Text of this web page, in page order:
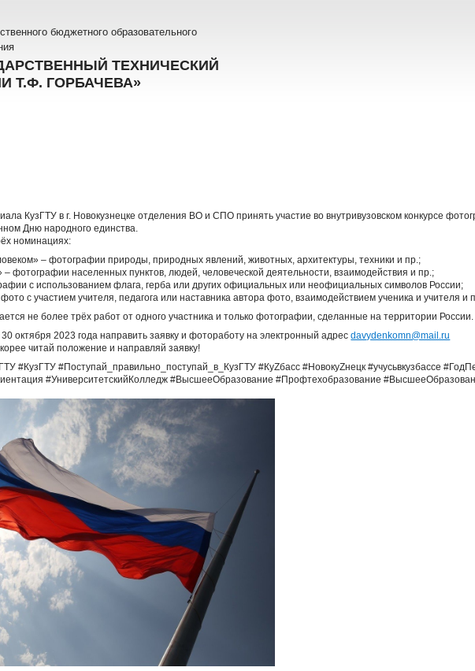
бюджетного образовательного
ТЕХНИЧЕСКИЙ
Т.Ф. ГОРБАЧЕВА»
КузГТУ в г. Новокузнецке отделения ВО и СПО принять участие во внутривузовском конкурсе
Дню народного единства.
номинациях:
– фотографии природы, природных явлений, животных, архитектуры, техники и пр.;
– фотографии населенных пунктов, людей, человеческой деятельности, взаимодействия и пр.;
с использованием флага, герба или других официальных или неофициальных символов России;
с участием учителя, педагога или наставника автора фото, взаимодействием ученика и учителя и
не более трёх работ от одного участника и только фотографии, сделанные на территории России.
октября 2023 года направить заявку и фотоработу на электронный адрес davydenkomn@mail.ru
читай положение и направляй заявку!
#КузГТУ #Поступай_правильно_поступай_в_КузГТУ #КуZбасс #НовокуZнецк #учусьвкузбассе
#УниверситетскийКолледж #ВысшееОбразование #Профтехобразование